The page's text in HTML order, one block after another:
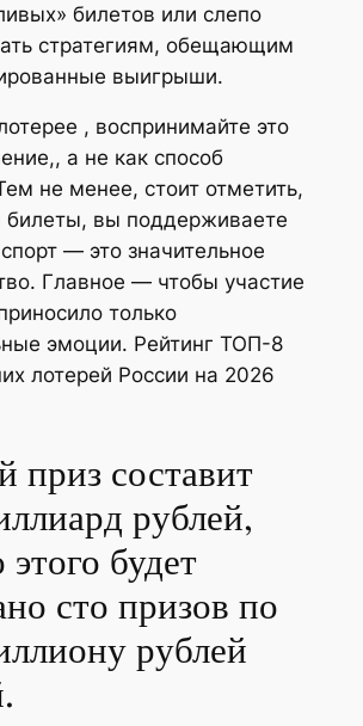
билетов или слепо
стратегиям, обещающим
выигрыши.
, воспринимайте это
а не как способ
не менее, стоит отметить,
билеты, вы поддерживаете
— это значительное
Главное — чтобы участие
только
эмоции. Рейтинг ТОП-8
лотерей России на 2026
приз составит
рублей,
будет
сто призов по
рублей